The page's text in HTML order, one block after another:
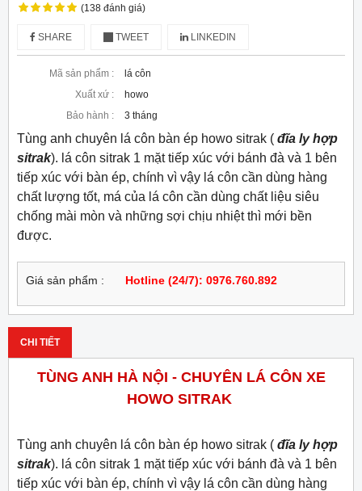
(138 đánh giá)
SHARE TWEET LINKEDIN
Mã sản phẩm :
lá côn
Xuất xứ :
howo
Bảo hành :
3 tháng
Tùng anh chuyên lá côn bàn ép howo sitrak ( đĩa ly hợp
sitrak). lá côn sitrak 1 mặt tiếp xúc với bánh đà và 1 bên
tiếp xúc với bàn ép, chính vì vậy lá côn cần dùng hàng
chất lượng tốt, má của lá côn cần dùng chất liệu siêu
chống mài mòn và những sợi chịu nhiệt thì mới bền
được.
Giá sản phẩm : Hotline (24/7): 0976.760.892
CHI TIẾT
TÙNG ANH HÀ NỘI - CHUYÊN LÁ CÔN XE
HOWO SITRAK
Tùng anh chuyên lá côn bàn ép howo sitrak ( đĩa ly hợp
sitrak). lá côn sitrak 1 mặt tiếp xúc với bánh đà và 1 bên
tiếp xúc với bàn ép, chính vì vậy lá côn cần dùng hàng